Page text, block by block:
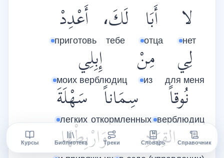
Курсы Библиотека Треки Словарь Справочник
لا
нет
أَبَا
отца
لَكَ،
тебе
أَعْدِدْ
приготовь
لِي
для меня
مِنْ
из
إِبِلِي
моих верблюдиц
نُوقاً
верблюдиц
سِمَاناً
откормленных
سَهْلَةَ
легких
القِيَادِ وَارْبِطْهَا